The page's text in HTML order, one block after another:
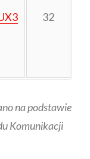
32
na podstawie
Komunikacji